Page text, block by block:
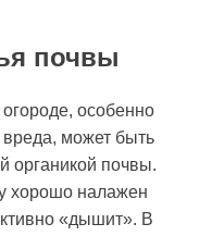
почвы
особенно
может быть
органикой почвы.
хорошо налажен
«дышит». В